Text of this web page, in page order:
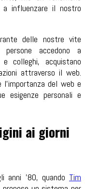
influenzare il nostro
delle nostre vite
accedono a
colleghi, acquistano
attraverso il web.
l'importanza del web e
personali e
ai giorni
anni '80, quando Tim